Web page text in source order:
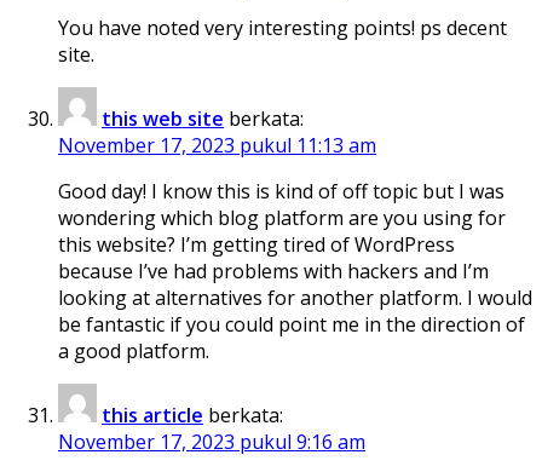
You have noted very interesting points! ps decent
site.
this web site berkata:
November 17, 2023 pukul 11:13 am
Good day! I know this is kind of off topic but I was
wondering which blog platform are you using for
this website? I’m getting tired of WordPress
because I’ve had problems with hackers and I’m
looking at alternatives for another platform. I would
be fantastic if you could point me in the direction of
a good platform.
this article berkata:
November 17, 2023 pukul 9:16 am